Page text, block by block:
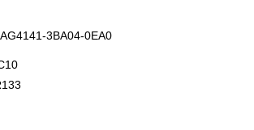
3BA04-0EA0